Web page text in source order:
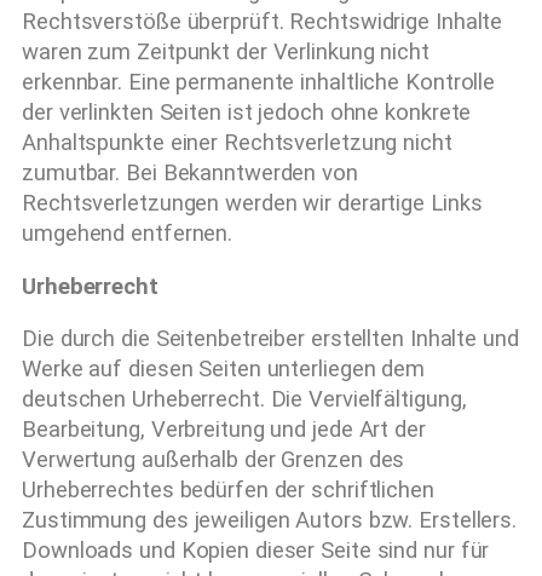
Rechtsverstöße überprüft. Rechtswidrige Inhalte
waren zum Zeitpunkt der Verlinkung nicht
erkennbar. Eine permanente inhaltliche Kontrolle
der verlinkten Seiten ist jedoch ohne konkrete
Anhaltspunkte einer Rechtsverletzung nicht
zumutbar. Bei Bekanntwerden von
Rechtsverletzungen werden wir derartige Links
umgehend entfernen.
Urheberrecht
Die durch die Seitenbetreiber erstellten Inhalte und
Werke auf diesen Seiten unterliegen dem
deutschen Urheberrecht. Die Vervielfältigung,
Bearbeitung, Verbreitung und jede Art der
Verwertung außerhalb der Grenzen des
Urheberrechtes bedürfen der schriftlichen
Zustimmung des jeweiligen Autors bzw. Erstellers.
Downloads und Kopien dieser Seite sind nur für